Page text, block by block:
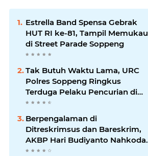
Estrella Band Spensa Gebrak
HUT RI ke-81, Tampil Memukau
di Street Parade Soppeng
Tak Butuh Waktu Lama, URC
Polres Soppeng Ringkus
Terduga Pelaku Pencurian di
Liliriaja
Berpengalaman di
Ditreskrimsus dan Bareskrim,
AKBP Hari Budiyanto Nahkodai
Polres Soppeng